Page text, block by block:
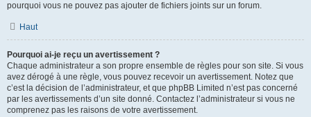
pourquoi vous ne pouvez pas ajouter de fichiers joints sur un forum.
Haut
Pourquoi ai-je reçu un avertissement ?
Chaque administrateur a son propre ensemble de règles pour son site. Si vous
avez dérogé à une règle, vous pouvez recevoir un avertissement. Notez que
c’est la décision de l’administrateur, et que phpBB Limited n’est pas concerné
par les avertissements d’un site donné. Contactez l’administrateur si vous ne
comprenez pas les raisons de votre avertissement.